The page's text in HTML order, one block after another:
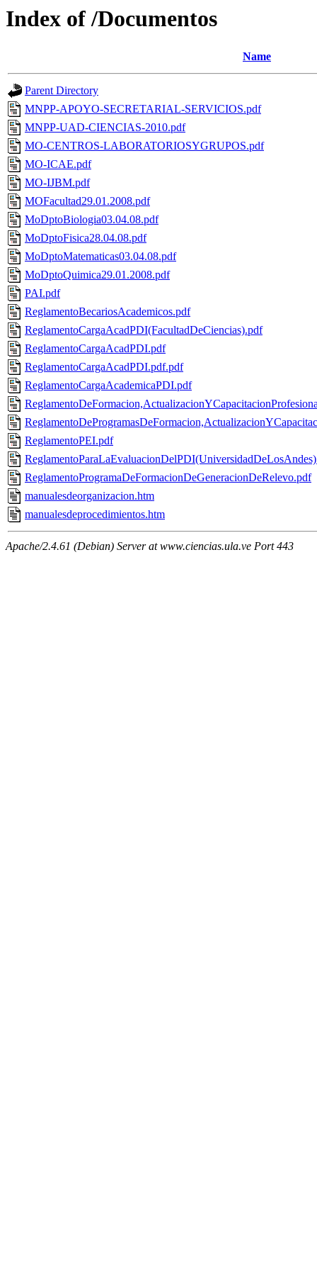
Index of /Documentos
Name
Parent Directory
MNPP-APOYO-SECRETARIAL-SERVICIOS.pdf
MNPP-UAD-CIENCIAS-2010.pdf
MO-CENTROS-LABORATORIOSYGRUPOS.pdf
MO-ICAE.pdf
MO-IJBM.pdf
MOFacultad29.01.2008.pdf
MoDptoBiologia03.04.08.pdf
MoDptoFisica28.04.08.pdf
MoDptoMatematicas03.04.08.pdf
MoDptoQuimica29.01.2008.pdf
PAI.pdf
ReglamentoBecariosAcademicos.pdf
ReglamentoCargaAcadPDI(FacultadDeCiencias).pdf
ReglamentoCargaAcadPDI.pdf
ReglamentoCargaAcadPDI.pdf.pdf
ReglamentoCargaAcademicaPDI.pdf
ReglamentoPEI.pdf
ReglamentoProgramaDeFormacionDeGeneracionDeRelevo.pdf
manualesdeorganizacion.htm
manualesdeprocedimientos.htm
Apache/2.4.61 (Debian) Server at www.ciencias.ula.ve Port 443